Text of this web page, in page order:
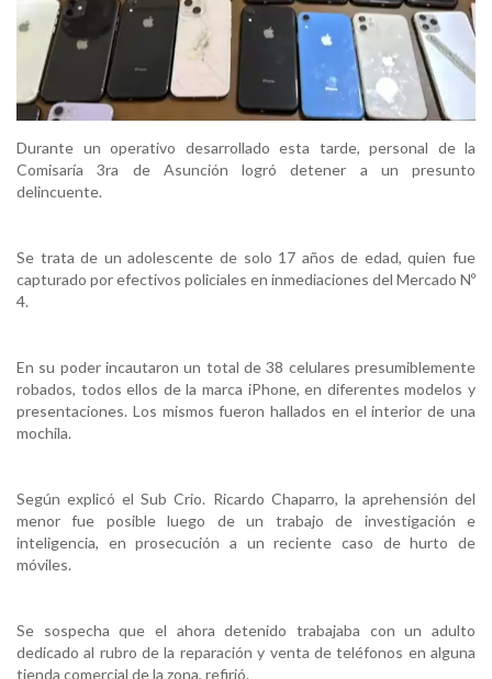
Durante un operativo desarrollado esta tarde, personal de la
Comisaría 3ra de Asunción logró detener a un presunto
delincuente.
Se trata de un adolescente de solo 17 años de edad, quien fue
capturado por efectivos policiales en inmediaciones del Mercado Nº
4.
En su poder incautaron un total de 38 celulares presumiblemente
robados, todos ellos de la marca iPhone, en diferentes modelos y
presentaciones. Los mismos fueron hallados en el interior de una
mochila.
Según explicó el Sub Crio. Ricardo Chaparro, la aprehensión del
menor fue posible luego de un trabajo de investigación e
inteligencia, en prosecución a un reciente caso de hurto de
móviles.
Se sospecha que el ahora detenido trabajaba con un adulto
dedicado al rubro de la reparación y venta de teléfonos en alguna
tienda comercial de la zona, refirió.